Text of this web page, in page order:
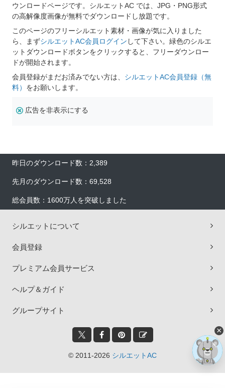
ウンロードページです。シルエットAC では、JPG・PNG形式
の高解像度画像が無料でダウンロードし放題です。
このページのフリーシルエット素材・画像が気に入りました
ら、まずシルエットAC会員ログイン して下さい。緑色のシルエ
ットダウンロードボタンをクリックすると、フリーダウンロー
ドが開始されます。
会員登録がまだお済みでない方は、 シルエットAC会員登録（無
料） をお願いします。
広告を非表示にする
昨日のダウンロード数：2,389
先月のダウンロード数：69,528
総会員数：1600万人を突破しました
シルエットについて
会員登録
プレミアム会員サービス
ヘルプ＆ガイド
グループサイト
© 2011-2026 シルエットAC
×